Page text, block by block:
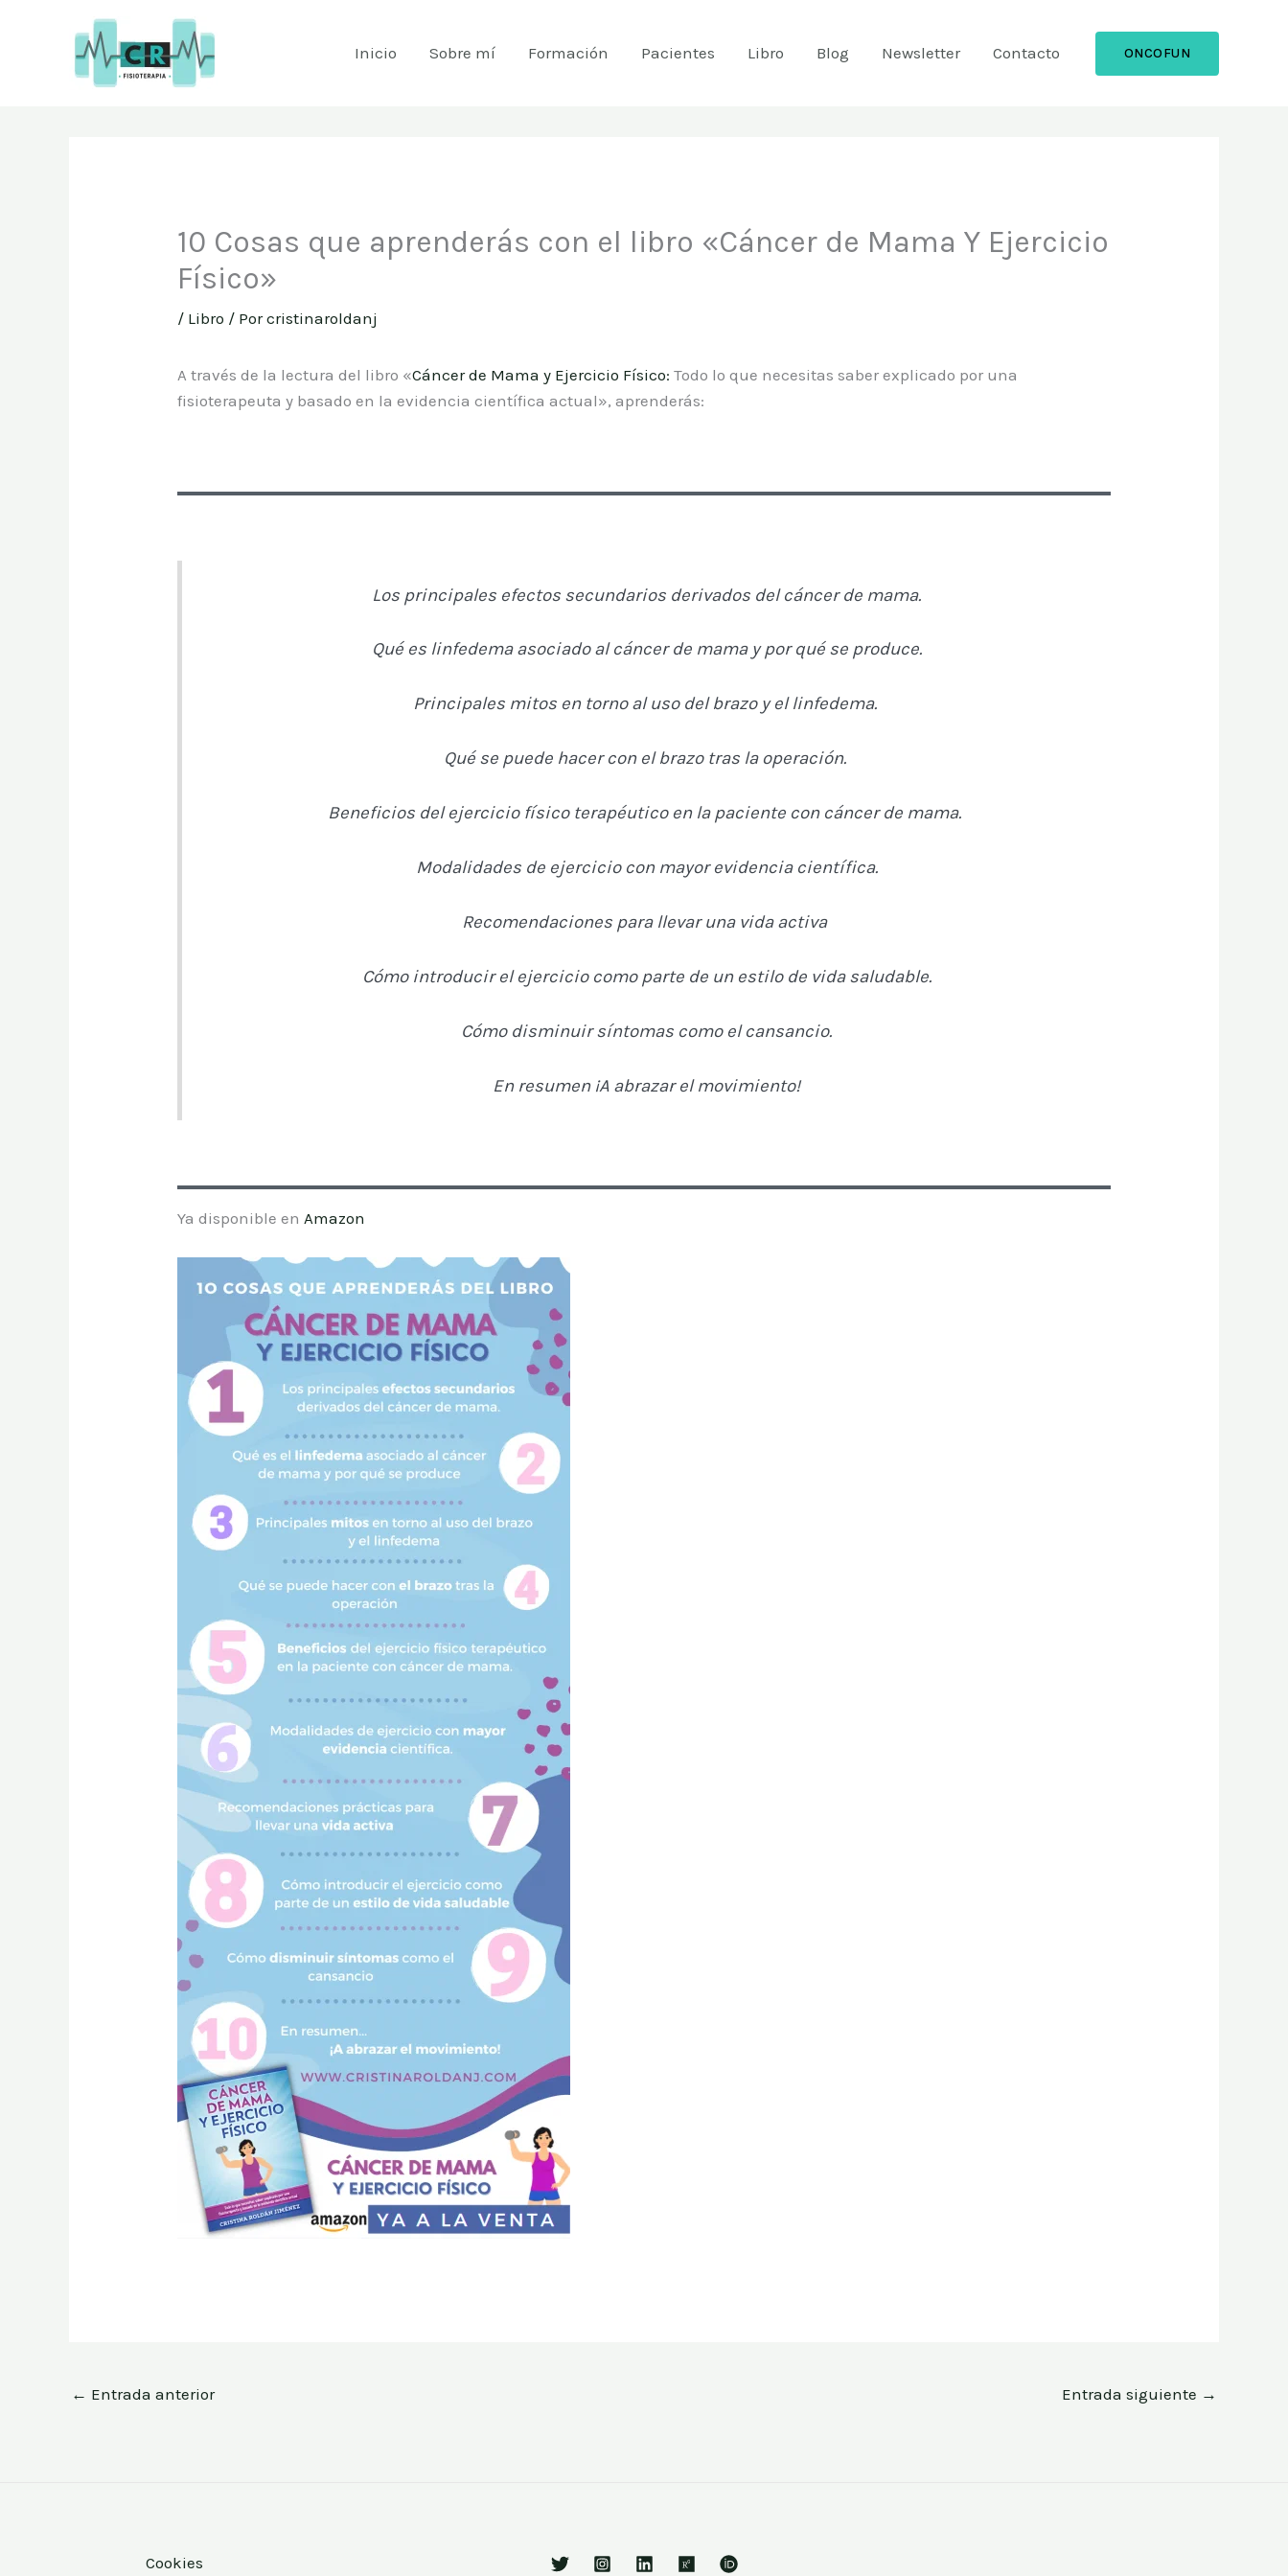
Inicio Sobre mí Formación Pacientes Libro Blog Newsletter Contacto ONCOFUN
10 Cosas que aprenderás con el libro «Cáncer de Mama Y Ejercicio
Físico»
/ Libro / Porcristinaroldanj
A través de la lectura del libro «Cáncer de Mama y Ejercicio Físico: Todo lo que necesitas saber explicado por una
fisioterapeuta y basado en la evidencia científica actual», aprenderás:
Los principales efectos secundarios derivados del cáncer de mama.
Qué es linfedema asociado al cáncer de mama y por qué se produce.
Principales mitos en torno al uso del brazo y el linfedema.
Qué se puede hacer con el brazo tras la operación.
Beneficios del ejercicio físico terapéutico en la paciente con cáncer de mama.
Modalidades de ejercicio con mayor evidencia científica.
Recomendaciones para llevar una vida activa
Cómo introducir el ejercicio como parte de un estilo de vida saludable.
Cómo disminuir síntomas como el cansancio.
En resumen ¡A abrazar el movimiento!
Ya disponible enAmazon
← Entrada anterior Entrada siguiente →
Cookies